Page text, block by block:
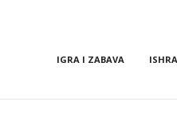
c
IGRA I ZABAVA